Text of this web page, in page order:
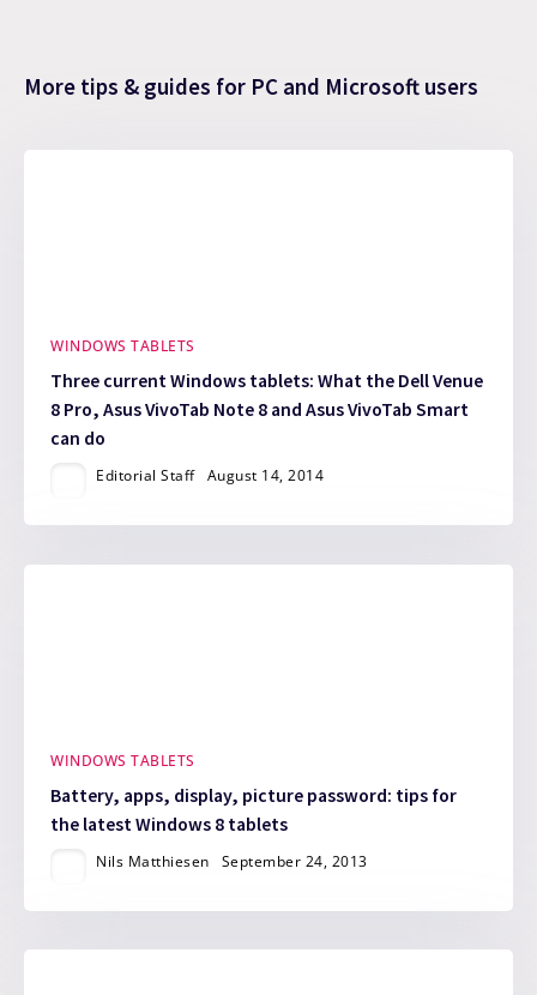
More tips & guides for PC and Microsoft users
WINDOWS TABLETS
Three current Windows tablets: What the Dell Venue
8 Pro, Asus VivoTab Note 8 and Asus VivoTab Smart
can do
Editorial Staff August 14, 2014
WINDOWS TABLETS
Battery, apps, display, picture password: tips for
the latest Windows 8 tablets
Nils Matthiesen September 24, 2013